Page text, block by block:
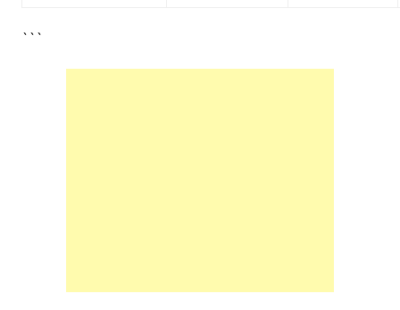
```